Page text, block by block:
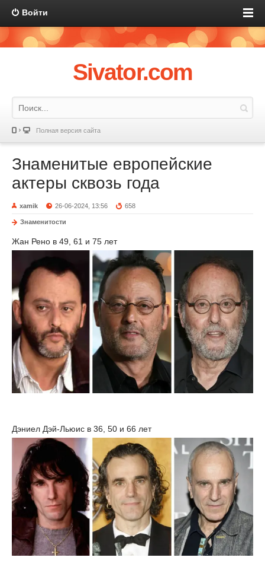
Войти
Sivator.com
Полная версия сайта
Знаменитые европейские
актеры сквозь года
xamik 26-06-2024, 13:56 658
Знаменитости
Жан Рено в 49, 61 и 75 лет
Дэниел Дэй-Льюис в 36, 50 и 66 лет